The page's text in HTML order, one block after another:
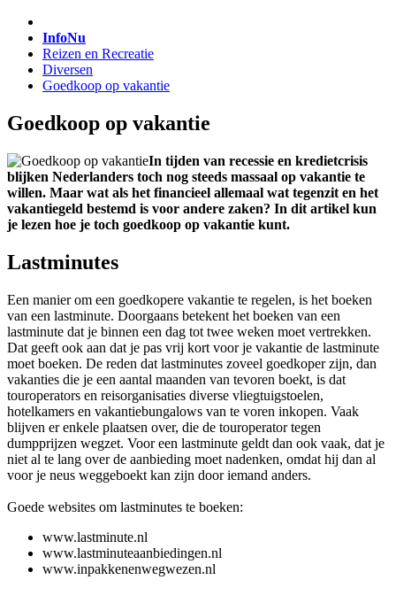
InfoNu
Reizen en Recreatie
Diversen
Goedkoop op vakantie
Goedkoop op vakantie
In tijden van recessie en kredietcrisis
blijken Nederlanders toch nog steeds massaal op vakantie te
willen. Maar wat als het financieel allemaal wat tegenzit en het
vakantiegeld bestemd is voor andere zaken? In dit artikel kun
je lezen hoe je toch goedkoop op vakantie kunt.
Lastminutes
Een manier om een goedkopere vakantie te regelen, is het boeken
van een lastminute. Doorgaans betekent het boeken van een
lastminute dat je binnen een dag tot twee weken moet vertrekken.
Dat geeft ook aan dat je pas vrij kort voor je vakantie de lastminute
moet boeken. De reden dat lastminutes zoveel goedkoper zijn, dan
vakanties die je een aantal maanden van tevoren boekt, is dat
touroperators en reisorganisaties diverse vliegtuigstoelen,
hotelkamers en vakantiebungalows van te voren inkopen. Vaak
blijven er enkele plaatsen over, die de touroperator tegen
dumpprijzen wegzet. Voor een lastminute geldt dan ook vaak, dat je
niet al te lang over de aanbieding moet nadenken, omdat hij dan al
voor je neus weggeboekt kan zijn door iemand anders.
Goede websites om lastminutes te boeken:
www.lastminute.nl
www.lastminuteaanbiedingen.nl
www.inpakkenenwegwezen.nl